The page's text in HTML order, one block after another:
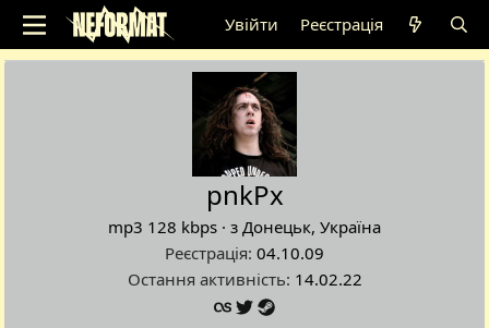
Увійти Реєстрація
pnkPx
mp3 128 kbps · з Донецьк, Україна
Реєстрація 04.10.09
Остання активність 14.02.22